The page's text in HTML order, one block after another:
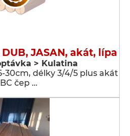
JASAN, akát, lípa
> Kulatina
30cm, délky 3/4/5 plus akát
čep …